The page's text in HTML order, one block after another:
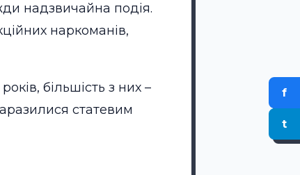
надзвичайна подія.
наркоманів,
більшість з них –
статевим
f
t